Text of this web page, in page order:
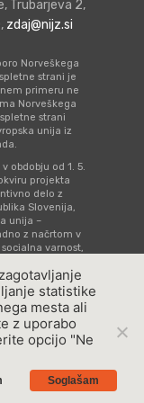
Trubarjeva 2,
zdaj@nijz.si
Norveškega
strani je
primeru ne
Norveškega
strani
unija iz
obdobju od 1. 5.
projekta
delo z
Slovenija,
unija –
z načrtom v
varnost,
kakovosti
Idearna
pridržane
statistike
mesta ali
z uporabo
opcijo "Ne
Soglašam
Priprava na prihod
Tvegana vedenja
Posebnosti in
nosečnosti
Koraki skozi
Koronavirus
Sodelovalno
Skrb za varnost
Nega in
dojenčkom
Skrb za zdravje
Dojenček in
obremenjujoče
Šolski otrok
s posebnimi
Otrok s statusom
registriranega
Koronavirus
Preventivno
varstvo
Spletna
#tosemjaz
Video vsebine
Vsebine za
starše
Mladostnik s
registriranega
aktivnosti
Seznam
zdravnikov šol
Zbrana
Gradiva v
jeziku Materiale
shqipe